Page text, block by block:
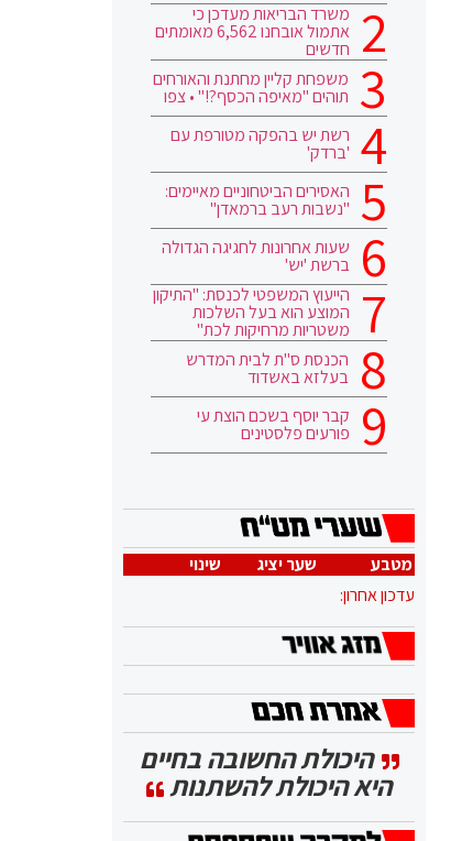
משרד הבריאות מעדכן כי
אתמול אובחנו 6,562 מאומתים
חדשים
משפחת קליין מחתנת והאורחים
תוהים "מאיפה הכסף?!" • צפו
רשת יש בהפקה מטורפת עם
'ברדק'
האסירים הביטחוניים מאיימים:
"נשבות רעב ברמאדן"
שעות אחרונות לחגיגה הגדולה
ברשת 'יש'
הייעוץ המשפטי לכנסת: "התיקון
המוצע הוא בעל השלכות
משטריות מרחיקות לכת"
הכנסת ס"ת לבית המדרש
בעלזא באשדוד
קבר יוסף בשכם הוצת עי
פורעים פלסטינים
מטבע שער יציג
שינוי
עדכון אחרון:
היכולת החשובה בחיים
היא היכולת להשתנות